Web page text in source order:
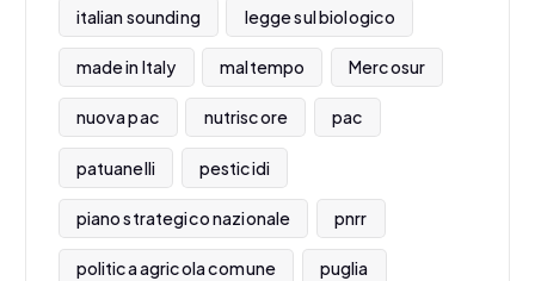
italian sounding legge sul biologico
made in Italy maltempo Mercosur
nuova pac nutriscore pac
patuanelli pesticidi
piano strategico nazionale pnrr
politica agricola comune puglia